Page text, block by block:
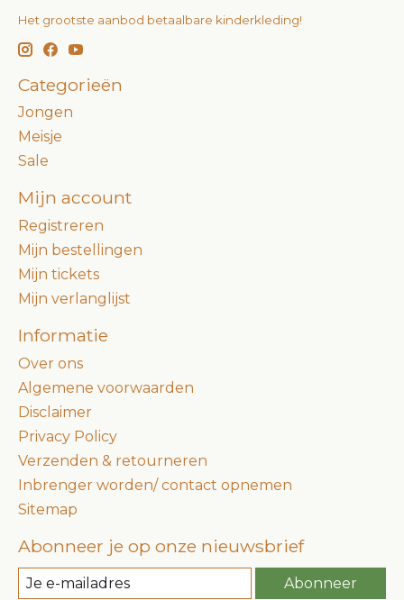
Het grootste aanbod betaalbare kinderkleding!
Categorieën
Jongen
Meisje
Sale
Mijn account
Registreren
Mijn bestellingen
Mijn tickets
Mijn verlanglijst
Informatie
Over ons
Algemene voorwaarden
Disclaimer
Privacy Policy
Verzenden & retourneren
Inbrenger worden/ contact opnemen
Sitemap
Abonneer je op onze nieuwsbrief
Abonneer